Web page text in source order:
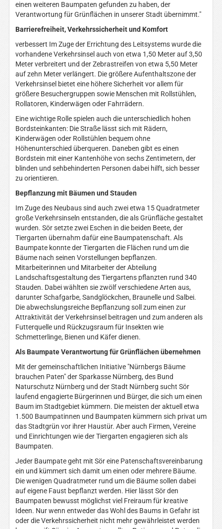
einen weiteren Baumpaten gefunden zu haben, der
Verantwortung für Grünflächen in unserer Stadt übernimmt."
Barrierefreiheit, Verkehrssicherheit und Komfort
verbessert Im Zuge der Errichtung des Leitsystems wurde die
vorhandene Verkehrsinsel auch von etwa 1,50 Meter auf 3,50
Meter verbreitert und der Zebrastreifen von etwa 5,50 Meter
auf zehn Meter verlängert. Die größere Aufenthaltszone der
Verkehrsinsel bietet eine höhere Sicherheit vor allem für
größere Besuchergruppen sowie Menschen mit Rollstühlen,
Rollatoren, Kinderwägen oder Fahrrädern.
Eine wichtige Rolle spielen auch die unterschiedlich hohen
Bordsteinkanten: Die Straße lässt sich mit Rädern,
Kinderwägen oder Rollstühlen bequem ohne
Höhenunterschied überqueren. Daneben gibt es einen
Bordstein mit einer Kantenhöhe von sechs Zentimetern, der
blinden und sehbehinderten Personen dabei hilft, sich besser
zu orientieren.
Bepflanzung mit Bäumen und Stauden
Im Zuge des Neubaus sind auch zwei etwa 15 Quadratmeter
große Verkehrsinseln entstanden, die als Grünfläche gestaltet
wurden. Sör setzte zwei Eschen in die beiden Beete, der
Tiergarten übernahm dafür eine Baumpatenschaft. Als
Baumpate konnte der Tiergarten die Flächen rund um die
Bäume nach seinen Vorstellungen bepflanzen.
Mitarbeiterinnen und Mitarbeiter der Abteilung
Landschaftsgestaltung des Tiergartens pflanzten rund 340
Stauden. Dabei wählten sie zwölf verschiedene Arten aus,
darunter Schafgarbe, Sandglöckchen, Braunelle und Salbei.
Die abwechslungsreiche Bepflanzung soll zum einen zur
Attraktivität der Verkehrsinsel beitragen und zum anderen als
Futterquelle und Rückzugsraum für Insekten wie
Schmetterlinge, Bienen und Käfer dienen.
Als Baumpate Verantwortung für Grünflächen übernehmen
Mit der gemeinschaftlichen Initiative "Nürnbergs Bäume
brauchen Paten" der Sparkasse Nürnberg, des Bund
Naturschutz Nürnberg und der Stadt Nürnberg sucht Sör
laufend engagierte Bürgerinnen und Bürger, die sich um einen
Baum im Stadtgebiet kümmern. Die meisten der aktuell etwa
1.500 Baumpatinnen und Baumpaten kümmern sich privat um
das Stadtgrün vor ihrer Haustür. Aber auch Firmen, Vereine
und Einrichtungen wie der Tiergarten engagieren sich als
Baumpaten.
Jeder Baumpate geht mit Sör eine Patenschaftsvereinbarung
ein und kümmert sich damit um einen oder mehrere Bäume.
Die wenigen Quadratmeter rund um die Bäume sollen dabei
auf eigene Faust bepflanzt werden. Hier lässt Sör den
Baumpaten bewusst möglichst viel Freiraum für kreative
Ideen. Nur wenn entweder das Wohl des Baums in Gefahr ist
oder die Verkehrssicherheit nicht mehr gewährleistet werden